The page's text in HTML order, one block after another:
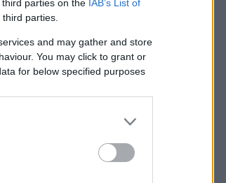
parties on the IAB’s List of
parties.
and may gather and store
You may click to grant or
for below specified purposes